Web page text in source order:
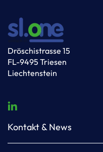
Dröschistrasse 15
FL-9495 Triesen
Liechtenstein
Kontakt & News